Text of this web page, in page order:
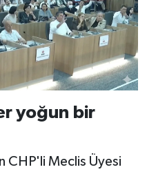
yoğun bir
CHP'li Meclis Üyesi